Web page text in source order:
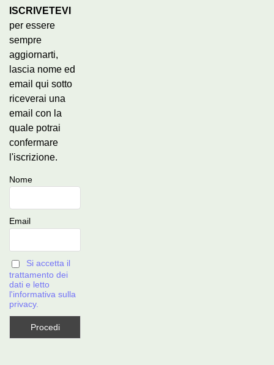
ISCRIVETEVI
per essere
sempre
aggiornarti,
lascia nome ed
email qui sotto
riceverai una
email con la
quale potrai
confermare
l'iscrizione.
Nome
Email
Si accetta il
trattamento dei
dati e letto
l'informativa sulla
privacy.